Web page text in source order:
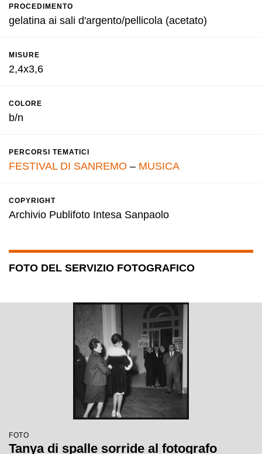
PROCEDIMENTO
gelatina ai sali d'argento/pellicola (acetato)
MISURE
2,4x3,6
COLORE
b/n
PERCORSI TEMATICI
FESTIVAL DI SANREMO – MUSICA
COPYRIGHT
Archivio Publifoto Intesa Sanpaolo
FOTO DEL SERVIZIO FOTOGRAFICO
FOTO
Tanya di spalle sorride al fotografo